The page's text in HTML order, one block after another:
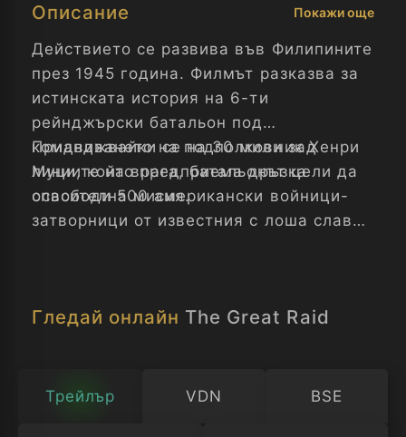
Описание Покажи още
Действието се развива във Филипините
през 1945 година. Филмът разказва за
истинската история на 6-ти
рейнджърски батальон под
командването на подполковник Хенри
Муци, който предприема дръзка
спасителна мисия.
Придвижвайки се на 30 мили зад
линиите на врага, батальонът цели да
освободи 500 американски войници-
затворници от известния с лоша слава
Гледай онлайн The Great Raid
Трейлър VDN BSE